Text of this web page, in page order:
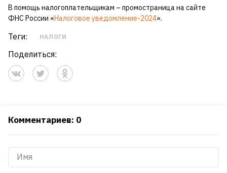
В помощь налогоплательщикам – промостраница на сайте
ФНС России «Налоговое уведомление-2024».
Теги: НАЛОГИ
Поделиться:
Комментариев: 0